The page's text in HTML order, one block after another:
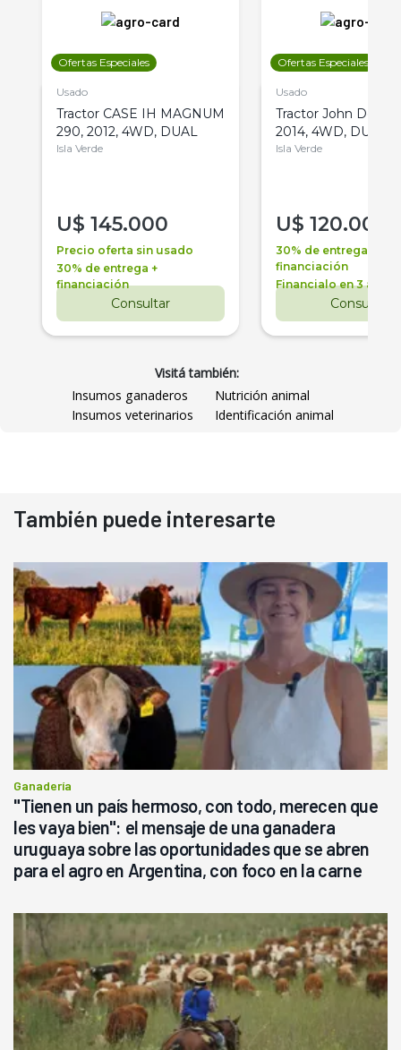
Ofertas Especiales
Usado
Tractor CASE IH MAGNUM
290, 2012, 4WD, DUAL
Isla Verde
U$ 145.000
Precio oferta sin usado
30% de entrega +
financiación
Consultar
Ofertas Especiales
Usado
Tractor John Deere
2014, 4WD, DUAL
Isla Verde
U$ 120.000
30% de entrega +
financiación
Financialo en 3 años
Consultar
Visitá también:
Insumos ganaderos
Nutrición animal
Insumos veterinarios
Identificación animal
También puede interesarte
Ganadería
"Tienen un país hermoso, con todo, merecen que
les vaya bien": el mensaje de una ganadera
uruguaya sobre las oportunidades que se abren
para el agro en Argentina, con foco en la carne